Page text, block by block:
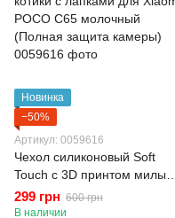
Новинка
−50%
Артикул: 0059616
Чехол силиконовый Soft
Touch с 3D принтом милые
котики с лапками для Xiaomi
POCO C65 молочный
299 грн 600 грн
В наличии